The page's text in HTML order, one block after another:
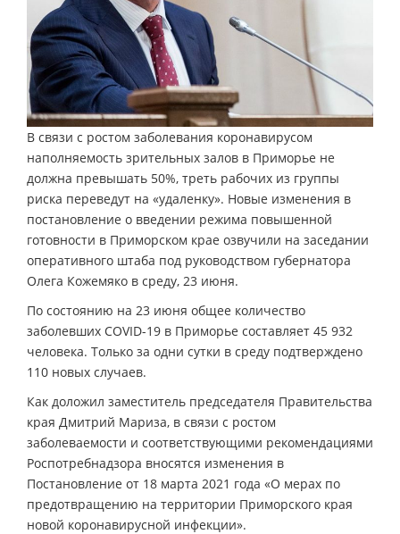
В связи с ростом заболевания коронавирусом
наполняемость зрительных залов в Приморье не
должна превышать 50%, треть рабочих из группы
риска переведут на «удаленку». Новые изменения в
постановление о введении режима повышенной
готовности в Приморском крае озвучили на заседании
оперативного штаба под руководством губернатора
Олега Кожемяко в среду, 23 июня.
По состоянию на 23 июня общее количество
заболевших COVID-19 в Приморье составляет 45 932
человека. Только за одни сутки в среду подтверждено
110 новых случаев.
Как доложил заместитель председателя Правительства
края Дмитрий Мариза, в связи с ростом
заболеваемости и соответствующими рекомендациями
Роспотребнадзора вносятся изменения в
Постановление от 18 марта 2021 года «О мерах по
предотвращению на территории Приморского края
новой коронавирусной инфекции».